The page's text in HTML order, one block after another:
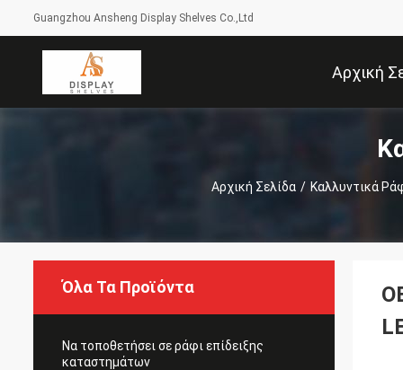
Guangzhou Ansheng Display Shelves Co.,Ltd
Αρχική
Αρχική Σελίδα / Καλλυντικά
Όλα Τα Προϊόντα
Να τοποθετήσει σε ράφι επίδειξης
καταστημάτων